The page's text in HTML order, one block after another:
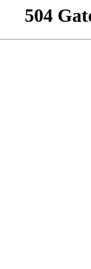
504